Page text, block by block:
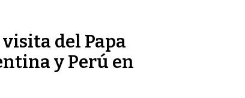
del Papa
y Perú en